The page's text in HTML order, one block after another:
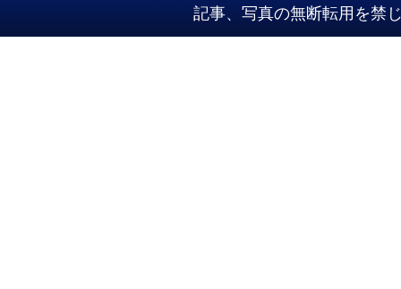
記事、写真の無断転用を禁